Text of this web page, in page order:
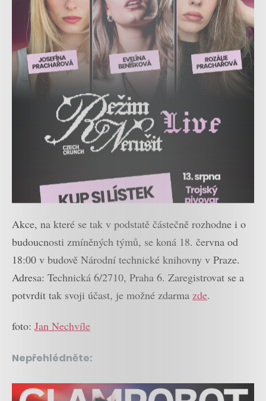
Akce, na které se tak v podstatě částečně rozhodne i o
budoucnosti zmíněných týmů, se koná 18. června od
18:00 v budově Národní technické knihovny v Praze.
Adresa: Technická 6/2710, Praha 6. Zaregistrovat se a
potvrdit tak svoji účast, je možné zdarma zde.
foto: Jan Nechvíle
Nepřehlédněte: